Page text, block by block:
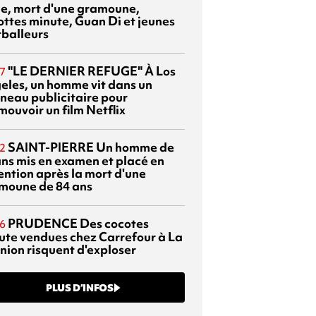
mort d'une gramoune,
minute, Guan Di et jeunes
"LE DERNIER REFUGE"À Los
un homme vit dans un
publicitaire pour
un film Netflix
SAINT-PIERRE Un homme de
mis en examen et placé en
après la mort d'une
de 84 ans
PRUDENCE Des cocotes
vendues chez Carrefour à La
risquent d'exploser
PLUS D’INFOS